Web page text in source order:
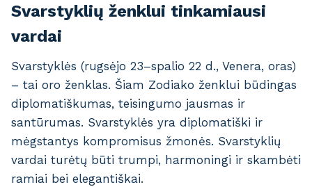
Svarstyklių ženklui tinkamiausi
vardai
Svarstyklės (rugsėjo 23–spalio 22 d., Venera, oras)
– tai oro ženklas. Šiam Zodiako ženklui būdingas
diplomatiškumas, teisingumo jausmas ir
santūrumas. Svarstyklės yra diplomatiški ir
mėgstantys kompromisus žmonės. Svarstyklių
vardai turėtų būti trumpi, harmoningi ir skambėti
ramiai bei elegantiškai.